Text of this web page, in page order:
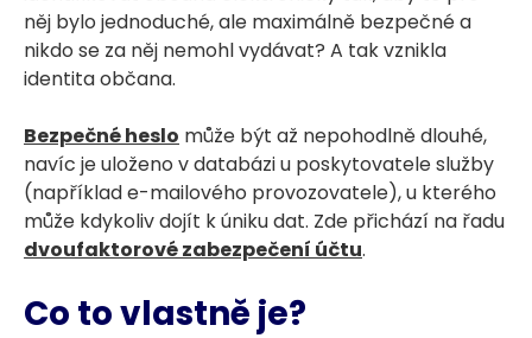
něj bylo jednoduché, ale maximálně bezpečné a
nikdo se za něj nemohl vydávat? A tak vznikla
identita občana.
Bezpečné heslo může být až nepohodlně dlouhé,
navíc je uloženo v databázi u poskytovatele služby
(například e-mailového provozovatele), u kterého
může kdykoliv dojít k úniku dat. Zde přichází na řadu
dvoufaktorové zabezpečení účtu.
Co to vlastně je?